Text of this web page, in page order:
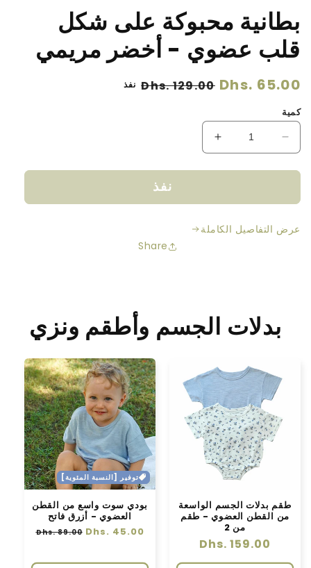
بطانية محبوكة على شكل
قلب عضوي - أخضر مريمي
سعر
عادي
Dhs. 65.00 سعر
Dhs. 129.00 نفذ
كمية
لـ
محبوكة
شكل
زيادة
لـ
محبوكة
شكل
نفذ
Share
عرض التفاصيل الكاملة
بدلات الجسم وأطقم ونزي
طقم بدلات الجسم الواسعة
من القطن العضوي - طقم
من 2
سعر
عادي
Dhs. 159.00
توفير [النسبة المئوية]
بودي سوت واسع من القطن
العضوي - أزرق فاتح
سعر
Dhs. 45.00 سعر
Dhs. 89.00